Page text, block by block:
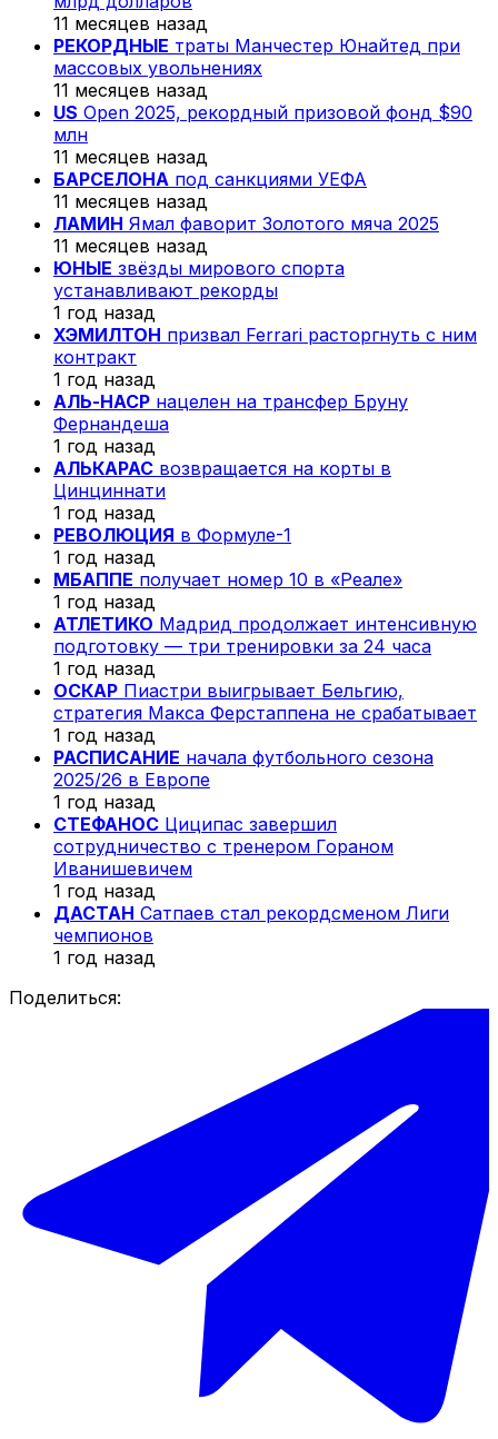
11 месяцев назад
РЕКОРДНЫЕ траты Манчестер Юнайтед при
массовых увольнениях
11 месяцев назад
US Open 2025, рекордный призовой фонд $90
млн
11 месяцев назад
БАРСЕЛОНА под санкциями УЕФА
11 месяцев назад
ЛАМИН Ямал фаворит Золотого мяча 2025
11 месяцев назад
ЮНЫЕ звёзды мирового спорта
устанавливают рекорды
1 год назад
ХЭМИЛТОН призвал Ferrari расторгнуть с ним
контракт
1 год назад
АЛЬ-НАСР нацелен на трансфер Бруну
Фернандеша
1 год назад
АЛЬКАРАС возвращается на корты в
Цинциннати
1 год назад
РЕВОЛЮЦИЯ в Формуле-1
1 год назад
МБАППЕ получает номер 10 в «Реале»
1 год назад
АТЛЕТИКО Мадрид продолжает интенсивную
подготовку — три тренировки за 24 часа
1 год назад
ОСКАР Пиастри выигрывает Бельгию,
стратегия Макса Ферстаппена не срабатывает
1 год назад
РАСПИСАНИЕ начала футбольного сезона
2025/26 в Европе
1 год назад
СТЕФАНОС Циципас завершил
сотрудничество с тренером Гораном
Иванишевичем
1 год назад
ДАСТАН Сатпаев стал рекордсменом Лиги
чемпионов
1 год назад
Поделиться: